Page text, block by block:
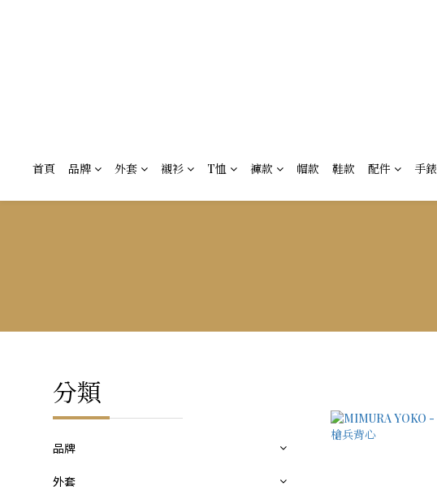
首頁 品牌 外套 襯衫 T恤 褲款 帽款 鞋款 配件 手錶
分類
品牌
外套